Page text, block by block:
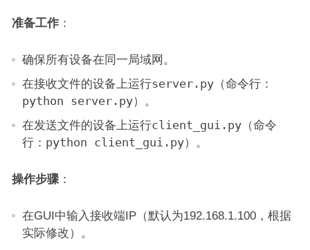
准备工作：
确保所有设备在同一局域网。
在接收文件的设备上运行server.py（命令行：
python server.py）。
在发送文件的设备上运行client_gui.py（命令
行： python client_gui.py）。
操作步骤：
在GUI中输入接收端IP（默认为192.168.1.100，根据
实际修改）。